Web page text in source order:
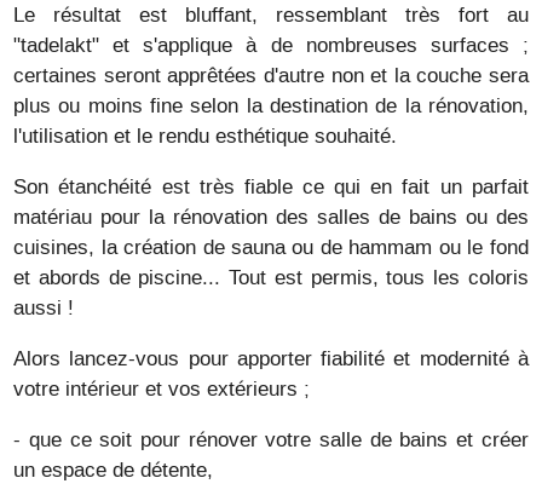
Le résultat est bluffant, ressemblant très fort au
"tadelakt" et s'applique à de nombreuses surfaces ;
certaines seront apprêtées d'autre non et la couche sera
plus ou moins fine selon la destination de la rénovation,
l'utilisation et le rendu esthétique souhaité.
Son étanchéité est très fiable ce qui en fait un parfait
matériau pour la rénovation des salles de bains ou des
cuisines, la création de sauna ou de hammam ou le fond
et abords de piscine... Tout est permis, tous les coloris
aussi !
Alors lancez-vous pour apporter fiabilité et modernité à
votre intérieur et vos extérieurs ;
- que ce soit pour rénover votre salle de bains et créer
un espace de détente,